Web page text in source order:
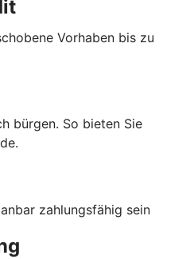
Vorhaben bis zu
bürgen. So bieten Sie
zahlungsfähig sein